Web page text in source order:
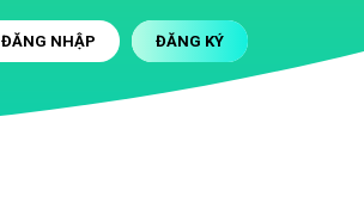
ĐĂNG KÝ
ĐĂNG NHẬP